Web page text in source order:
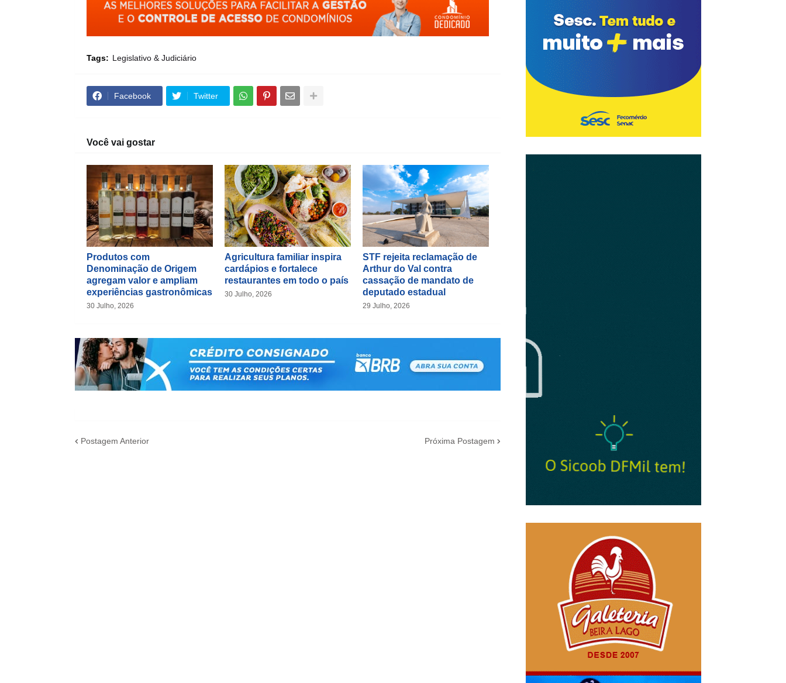
Tags: Legislativo & Judiciário
Facebook Twitter
Você vai gostar
Produtos com
Denominação de Origem
agregam valor e ampliam
experiências gastronômicas
30 Julho, 2026
Agricultura familiar inspira
cardápios e fortalece
restaurantes em todo o país
30 Julho, 2026
STF rejeita reclamação de
Arthur do Val contra
cassação de mandato de
deputado estadual
29 Julho, 2026
Postagem Anterior Próxima Postagem